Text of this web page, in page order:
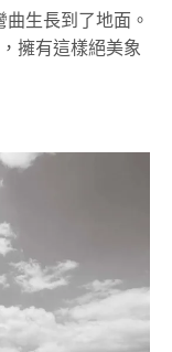
生長到了地面。
擁有這樣絕美象